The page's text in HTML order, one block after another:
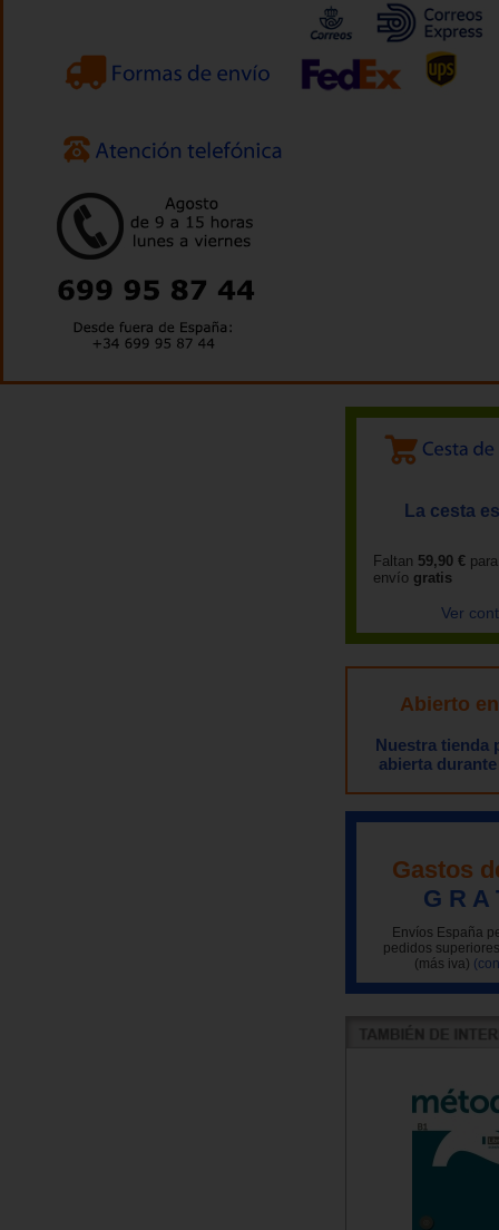
La cesta
Faltan 59,90 €
envío gratis
Ver
Abierto
Nuestra tienda
abierta
Gastos
G R A
Envíos España
pedidos
(más iva)